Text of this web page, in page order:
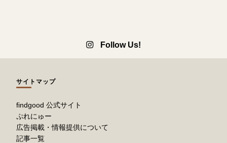
Follow Us!
サイトマップ
findgood 公式サイト
ぷれにゅー
広告掲載・情報提供について
記事一覧